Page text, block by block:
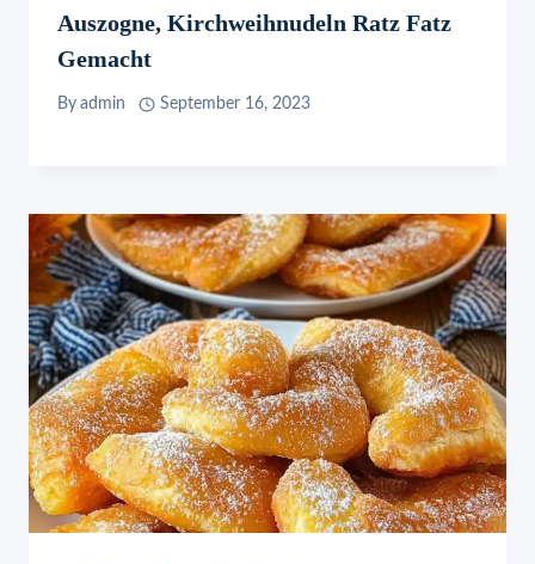
Auszogne, Kirchweihnudeln Ratz Fatz
Gemacht
By admin September 16, 2023